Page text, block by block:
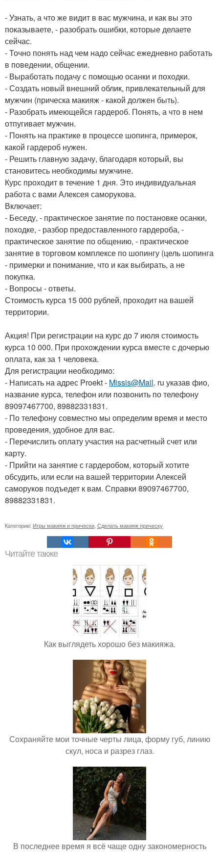
- Узнать, а что же видит в вас мужчина, и как вы это
показываете, - разобрать ошибки, которые делаете
сейчас.
- Точно понять над чем надо сейчас ежедневно работать
в поведении, общении.
- Выработать подачу с помощью осанки и походки.
- Создать новый внешний облик, привлекательный для
мужчин (прическа макияж - какой должен быть).
- Разобрать имеющейся гардероб. Понять, а что в нем
отпугивает мужчин.
- Понять на практике в процессе шопинга, примерок,
какой гардероб нужен.
- Решить главную задачу, благодаря который, вы
становитесь необходимы мужчине.
Курс проходит в течение 1 дня. Это индивидуальная
работа с вами Алексея саморукова.
Включает:
- Беседу, - практическое занятие по постановке осанки,
походке, - разбор предоставленного гардероба, -
практическое занятие по общению, - практическое
занятие в торговом комплексе по шопингу (цель шопинга
- примерки и понимание, что и как выбирать, а не
покупка.
- Вопросы - ответы.
Стоимость курса 15 000 рублей, проходит на вашей
территории.
Акция! При регистрации на курс до 7 июля стоимость
курса 10 000. При прохождении курса вместе с дочерью
оплата, как за 1 человека.
Для регистрации необходимо:
- Написать на адрес Proekt - Missis@Mail. ru указав фио,
название курса, телефон или позвонить по телефону
89097467700, 89882331831.
- По телефону совместно мы определим время и место
проведения, удобное для вас.
- Перечислить оплату участия на расчетный счет или
карту.
- Прийти на занятие с гардеробом, который хотите
обсудить, или если на вашей территории Алексей
саморуков подъедет к вам. Справки 89097467700,
89882331831.
Категории: Игры макияж и прически Сделать макияж прическу
Читайте также
Как выглядеть хорошо без макияжа.
Сохраняйте мои точные черты лица, форму губ, линию
скул, носа и разрез глаз.
В последнее время я всё чаще одну закономерность